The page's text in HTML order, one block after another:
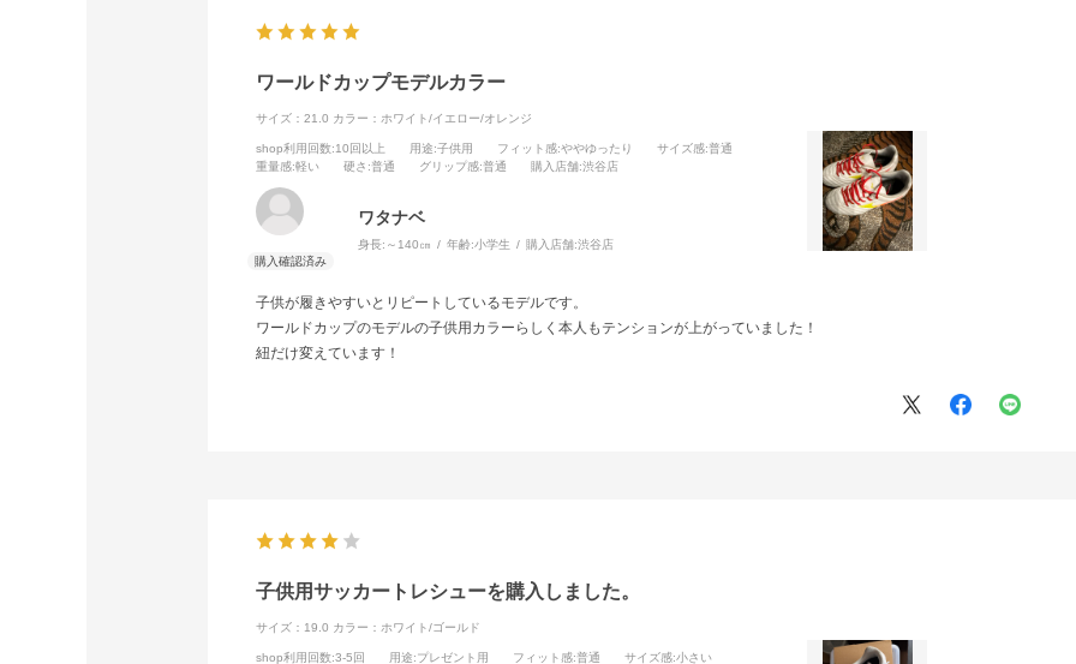
ワールドカップモデルカラー
サイズ：21.0 カラー：ホワイト/イエロー/オレンジ
shop利用回数:10回以上 用途:子供用 フィット感:ややゆったり サイズ感:普通
重量感:軽い 硬さ :普通 グリップ感:普通 購入店舗:渋谷店
ワタナベ
身長: ～140㎝ 年齢:小学生 購入店舗:渋谷店
子供が履きやすいとリピートしているモデルです。
ワールドカップのモデルの子供用カラーらしく本人もテンションが上がっていました！
紐だけ変えています！
子供用サッカートレシューを購入しました。
サイズ：19.0 カラー：ホワイト/ゴールド
shop利用回数:3-5回 用途:プレゼント用 フィット感:普通 サイズ感:小さい